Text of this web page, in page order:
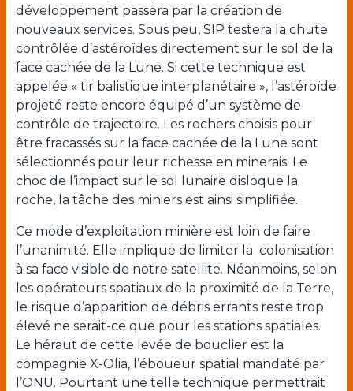
développement passera par la création de
nouveaux services. Sous peu, SIP testera la chute
contrôlée d’astéroïdes directement sur le sol de la
face cachée de la Lune. Si cette technique est
appelée « tir balistique interplanétaire », l’astéroïde
projeté reste encore équipé d’un système de
contrôle de trajectoire. Les rochers choisis pour
être fracassés sur la face cachée de la Lune sont
sélectionnés pour leur richesse en minerais. Le
choc de l’impact sur le sol lunaire disloque la
roche, la tâche des miniers est ainsi simplifiée.
Ce mode d’exploitation minière est loin de faire
l’unanimité. Elle implique de limiter la colonisation
à sa face visible de notre satellite. Néanmoins, selon
les opérateurs spatiaux de la proximité de la Terre,
le risque d’apparition de débris errants reste trop
élevé ne serait-ce que pour les stations spatiales.
Le héraut de cette levée de bouclier est la
compagnie X-Olia, l’éboueur spatial mandaté par
l’ONU. Pourtant une telle technique permettrait